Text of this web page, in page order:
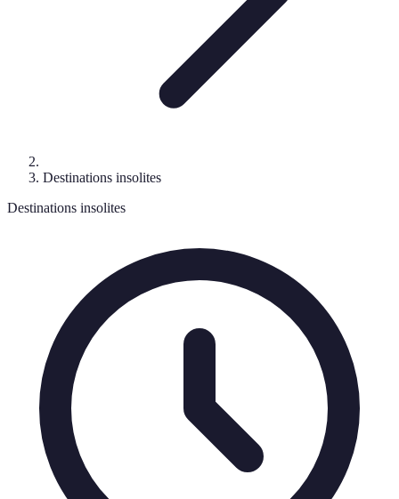
Destinations insolites
Destinations insolites